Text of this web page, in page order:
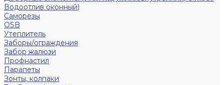
Водоотлив оконный)
Саморезы
OSB
Утеплитель
Заборы/ограждения
Забор жалюзи
Профнастил
Парапеты
Зонты, колпаки